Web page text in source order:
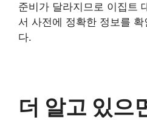
준비가 달라지므로 이집트
서 사전에 정확한 정보를
다.
더 알고 있으